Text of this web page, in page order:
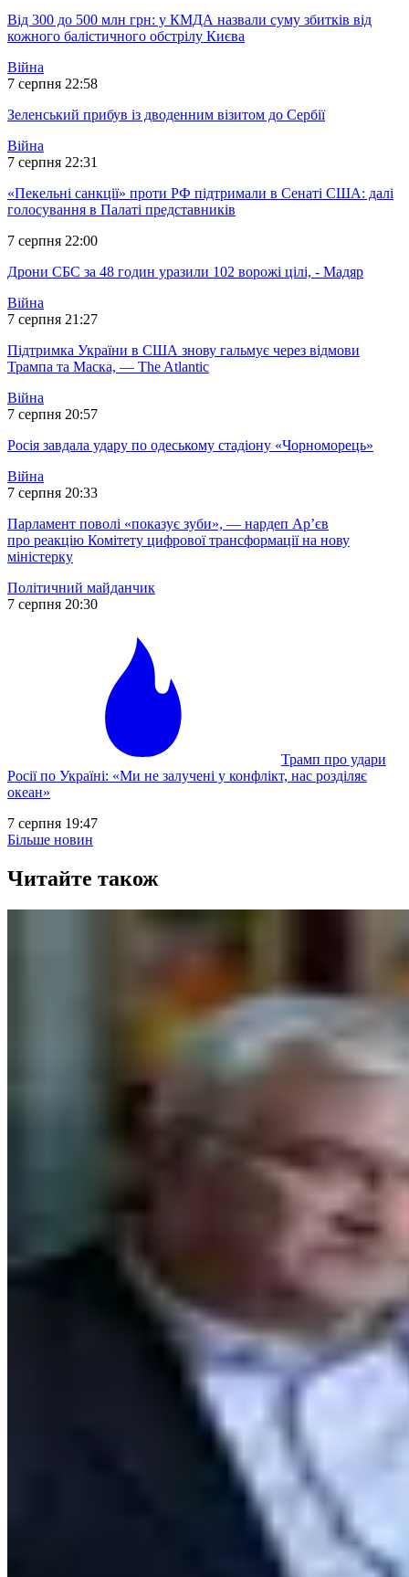
Від 300 до 500 млн грн: у КМДА назвали суму збитків від
кожного балістичного обстрілу Києва
Війна
7 серпня 22:58
Зеленський прибув із дводенним візитом до Сербії
Війна
7 серпня 22:31
«Пекельні санкції» проти РФ підтримали в Сенаті США: далі
голосування в Палаті представників
7 серпня 22:00
Дрони СБС за 48 годин уразили 102 ворожі цілі, - Мадяр
Війна
7 серпня 21:27
Підтримка України в США знову гальмує через відмови
Трампа та Маска, — The Atlantic
Війна
7 серпня 20:57
Росія завдала удару по одеському стадіону «Чорноморець»
Війна
7 серпня 20:33
Парламент поволі «показує зуби», — нардеп Ар’єв
про реакцію Комітету цифрової трансформації на нову
міністерку
Політичний майданчик
7 серпня 20:30
Трамп про удари
Росії по Україні: «Ми не залучені у конфлікт, нас розділяє
океан»
7 серпня 19:47
Більше новин
Читайте також